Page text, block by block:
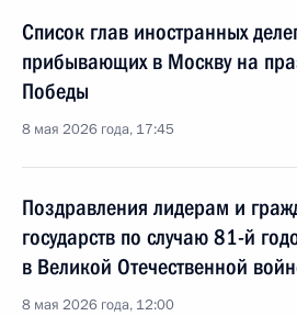
Список глав иностранных
прибывающих в Москву на
Победы
8 мая 2026 года, 17:45
Поздравления лидерам и
государств по случаю 81-й
в Великой Отечественной
8 мая 2026 года, 12:00